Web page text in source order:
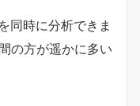
同時に分析できま
の方が遥かに多い